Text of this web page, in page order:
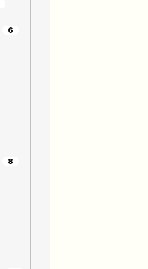
6
8